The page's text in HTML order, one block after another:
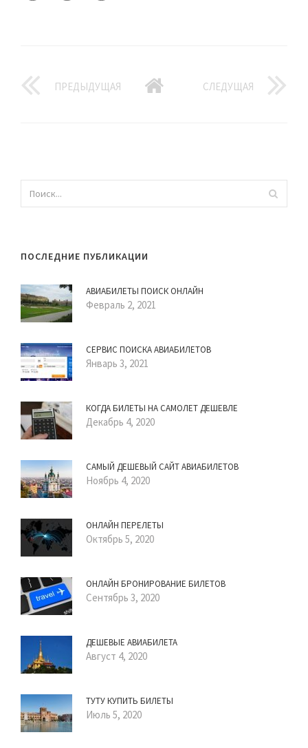
ПРЕДЫДУЩАЯ СЛЕДУЩАЯ
ПОСЛЕДНИЕ ПУБЛИКАЦИИ
АВИАБИЛЕТЫ ПОИСК ОНЛАЙН
Февраль 2, 2021
СЕРВИС ПОИСКА АВИАБИЛЕТОВ
Январь 3, 2021
КОГДА БИЛЕТЫ НА САМОЛЕТ ДЕШЕВЛЕ
Декабрь 4, 2020
САМЫЙ ДЕШЕВЫЙ САЙТ АВИАБИЛЕТОВ
Ноябрь 4, 2020
ОНЛАЙН ПЕРЕЛЕТЫ
Октябрь 5, 2020
ОНЛАЙН БРОНИРОВАНИЕ БИЛЕТОВ
Сентябрь 3, 2020
ДЕШЕВЫЕ АВИАБИЛЕТА
Август 4, 2020
ТУТУ КУПИТЬ БИЛЕТЫ
Июль 5, 2020